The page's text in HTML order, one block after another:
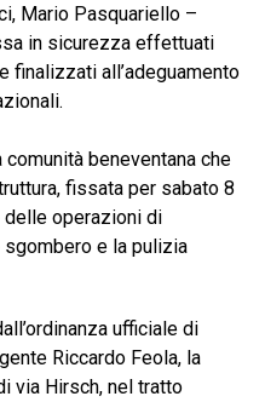
Mario Pasquariello –
in sicurezza effettuati
finalizzati all’adeguamento
beneventana che
fissata per sabato 8
delle operazioni di
e la pulizia
ufficiale di
Riccardo Feola, la
via Hirsch, nel tratto